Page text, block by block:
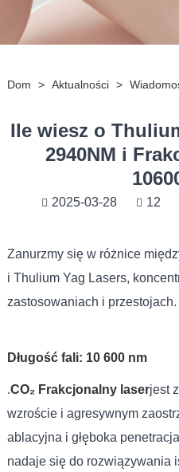
Dom > Aktualności >
Ile wiesz o
2940NM i
2025-03-28 12
Zanurzmy się w różnice
i Thulium Yag Lasers,
zastosowaniach i przestojach.
Długość fali: 10 600 nm
.CO₂ Frakcjonalny laserjest
wzroście i agresywnym
ablacyjna i głęboka
nadaje się do rozwiązywania